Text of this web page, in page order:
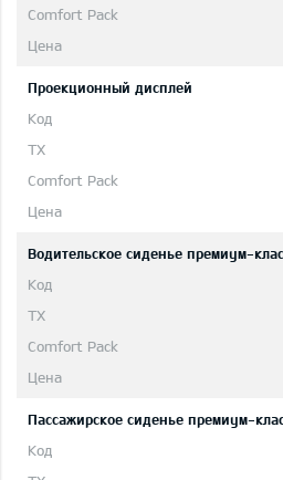
Проекционный дисплей
Водительское сиденье премиум-
Пассажирское сиденье премиум-